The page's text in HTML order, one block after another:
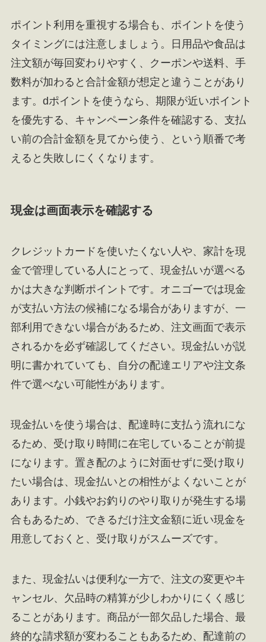
ポイント利用を重視する場合も、ポイントを使う
タイミングには注意しましょう。日用品や食品は
注文額が毎回変わりやすく、クーポンや送料、手
数料が加わると合計金額が想定と違うことがあり
ます。dポイントを使うなら、期限が近いポイント
を優先する、キャンペーン条件を確認する、支払
い前の合計金額を見てから使う、という順番で考
えると失敗しにくくなります。
現金は画面表示を確認する
クレジットカードを使いたくない人や、家計を現
金で管理している人にとって、現金払いが選べる
かは大きな判断ポイントです。オニゴーでは現金
が支払い方法の候補になる場合がありますが、一
部利用できない場合があるため、注文画面で表示
されるかを必ず確認してください。現金払いが説
明に書かれていても、自分の配達エリアや注文条
件で選べない可能性があります。
現金払いを使う場合は、配達時に支払う流れにな
るため、受け取り時間に在宅していることが前提
になります。置き配のように対面せずに受け取り
たい場合は、現金払いとの相性がよくないことが
あります。小銭やお釣りのやり取りが発生する場
合もあるため、できるだけ注文金額に近い現金を
用意しておくと、受け取りがスムーズです。
また、現金払いは便利な一方で、注文の変更やキ
ャンセル、欠品時の精算が少しわかりにくく感じ
ることがあります。商品が一部欠品した場合、最
終的な請求額が変わることもあるため、配達前の